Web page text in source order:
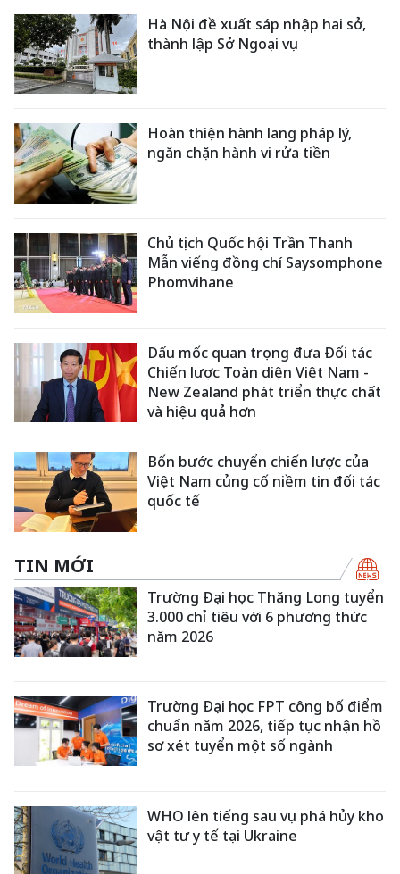
Hà Nội đề xuất sáp nhập hai sở,
thành lập Sở Ngoại vụ
Hoàn thiện hành lang pháp lý,
ngăn chặn hành vi rửa tiền
Chủ tịch Quốc hội Trần Thanh
Mẫn viếng đồng chí Saysomphone
Phomvihane
Dấu mốc quan trọng đưa Đối tác
Chiến lược Toàn diện Việt Nam -
New Zealand phát triển thực chất
và hiệu quả hơn
Bốn bước chuyển chiến lược của
Việt Nam củng cố niềm tin đối tác
quốc tế
TIN MỚI
Trường Đại học Thăng Long tuyển
3.000 chỉ tiêu với 6 phương thức
năm 2026
Trường Đại học FPT công bố điểm
chuẩn năm 2026, tiếp tục nhận hồ
sơ xét tuyển một số ngành
WHO lên tiếng sau vụ phá hủy kho
vật tư y tế tại Ukraine